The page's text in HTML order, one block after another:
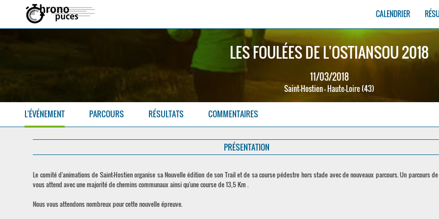
CALENDRIER
LES FOULÉES DE L'OSTIANSOU 2018
11/03/2018
Saint-Hostien - Haute-Loire (43)
L'ÉVÉNEMENT PARCOURS RÉSULTATS COMMENTAIRES
PRÉSENTATION
Le comité d'animations de Saint-Hostien organise sa Nouvelle édition de son Trail et de sa course pédestre hors stade avec de nouveaux parcours. Un parcours
vous attend avec une majorité de chemins communaux ainsi qu'une course de 13,5 Km .
Nous vous attendons nombreux pour cette nouvelle épreuve.